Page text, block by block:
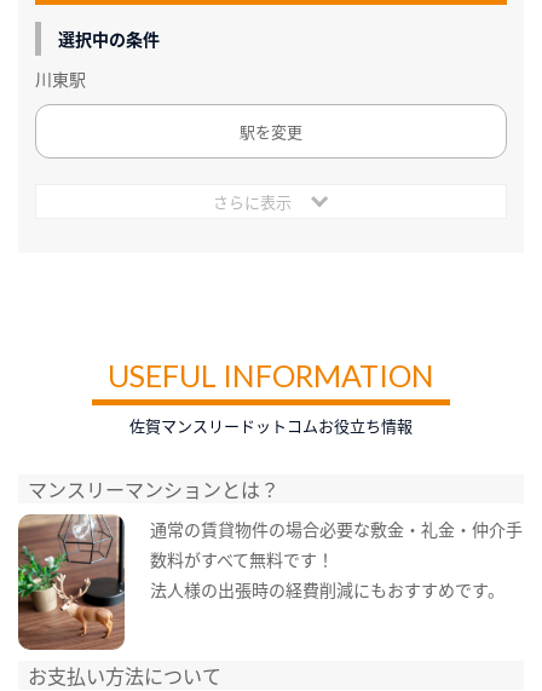
選択中の条件
川東駅
駅を変更
さらに表示
USEFUL INFORMATION
佐賀マンスリードットコムお役立ち情報
マンスリーマンションとは？
通常の賃貸物件の場合必要な敷金・礼金・仲介手
数料がすべて無料です！
法人様の出張時の経費削減にもおすすめです。
お支払い方法について